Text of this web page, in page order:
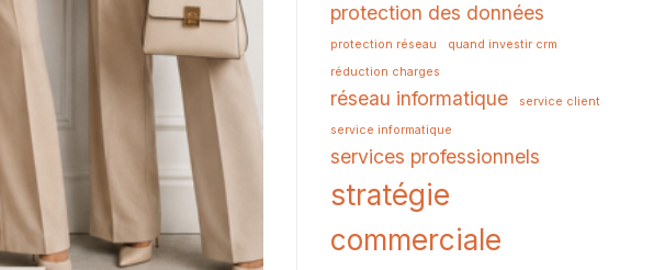
protection des données
protection réseau
quand investir crm
réduction charges
réseau informatique
service client
service informatique
services professionnels
stratégie
commerciale